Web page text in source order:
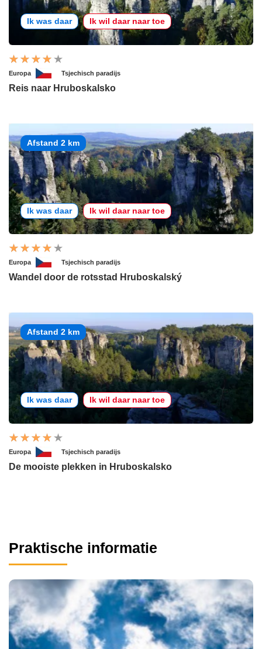
Ik was daar Ik wil daar naar toe
Europa Tsjechisch paradijs
Reis naar Hruboskalsko
Afstand 2 km
Ik was daar Ik wil daar naar toe
Europa Tsjechisch paradijs
Wandel door de rotsstad Hruboskalský
Afstand 2 km
Ik was daar Ik wil daar naar toe
Europa Tsjechisch paradijs
De mooiste plekken in Hruboskalsko
Praktische informatie